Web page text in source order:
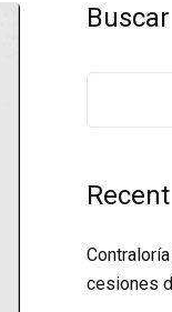
Buscar
cesiones